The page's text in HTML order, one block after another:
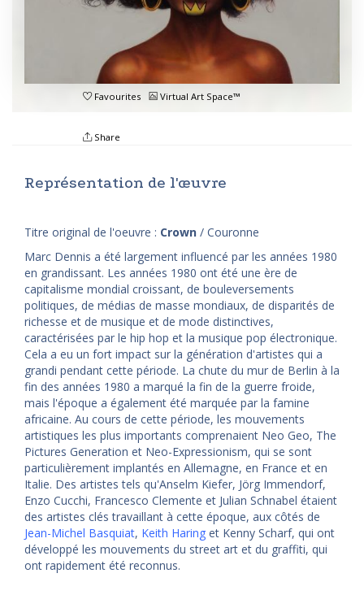
Favourites Virtual Art Space™
Share
Représentation de l'œuvre
Titre original de l'oeuvre : Crown / Couronne
Marc Dennis a été largement influencé par les années 1980
en grandissant. Les années 1980 ont été une ère de
capitalisme mondial croissant, de bouleversements
politiques, de médias de masse mondiaux, de disparités de
richesse et de musique et de mode distinctives,
caractérisées par le hip hop et la musique pop électronique.
Cela a eu un fort impact sur la génération d'artistes qui a
grandi pendant cette période. La chute du mur de Berlin à la
fin des années 1980 a marqué la fin de la guerre froide,
mais l'époque a également été marquée par la famine
africaine. Au cours de cette période, les mouvements
artistiques les plus importants comprenaient Neo Geo, The
Pictures Generation et Neo-Expressionism, qui se sont
particulièrement implantés en Allemagne, en France et en
Italie. Des artistes tels qu'Anselm Kiefer, Jörg Immendorf,
Enzo Cucchi, Francesco Clemente et Julian Schnabel étaient
des artistes clés travaillant à cette époque, aux côtés de
Jean-Michel Basquiat, Keith Haring et Kenny Scharf, qui ont
développé les mouvements du street art et du graffiti, qui
ont rapidement été reconnus.